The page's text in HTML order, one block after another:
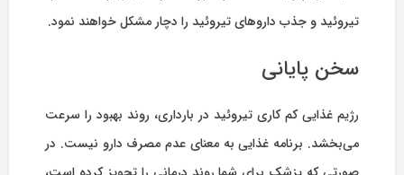
تیروئید و جذب داروهای تیروئید را دچار مشکل خواهند نمود.
سخن پایانی
رژیم غذایی کم کاری تیروئید در بارداری، روند بهبود را سرعت
می‌بخشد. برنامه غذایی به معنای عدم مصرف دارو نیست. در